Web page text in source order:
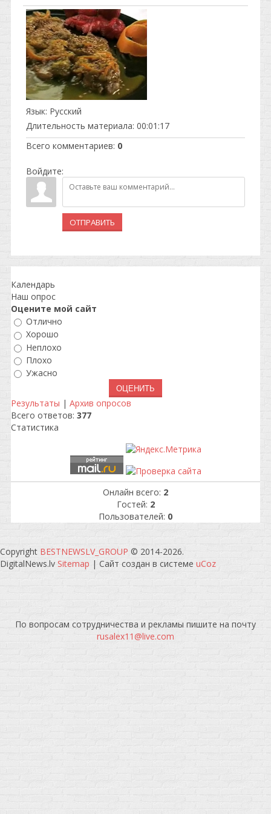
Язык: Русский
Длительность материала: 00:01:17
Всего комментариев: 0
Войдите:
ОТПРАВИТЬ
Календарь
Наш опрос
Оцените мой сайт
Отлично
Хорошо
Неплохо
Плохо
Ужасно
Результаты | Архив опросов
Всего ответов: 377
Статистика
Онлайн всего: 2
Гостей: 2
Пользователей: 0
Copyright BESTNEWSLV_GROUP © 2014-2026.
DigitalNews.lv Sitemap | Сайт создан в системе uCoz
По вопросам сотрудничества и рекламы пишите на почту
rusalex11@live.com